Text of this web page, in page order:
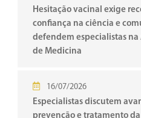
Hesitação vacinal exige
confiança na ciência e
defendem especialistas
de Medicina
16/07/2026
Especialistas discutem
prevenção e tratamento